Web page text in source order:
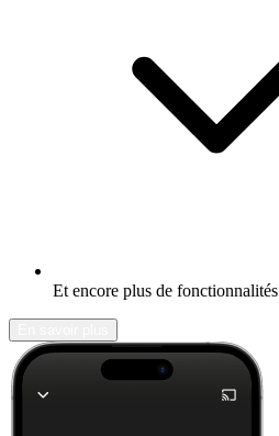
Et encore plus de fonctionnalités